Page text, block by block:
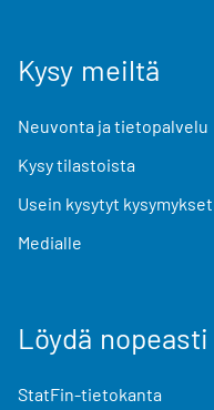
Kysy meiltä
Neuvonta ja tietopalvelu
Kysy tilastoista
Usein kysytyt kysymykset
Medialle
Löydä nopeasti
StatFin-tietokanta